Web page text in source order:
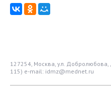
127254, Москва, ул. Добролюбова,
115) e-mail: idmz@mednet.ru